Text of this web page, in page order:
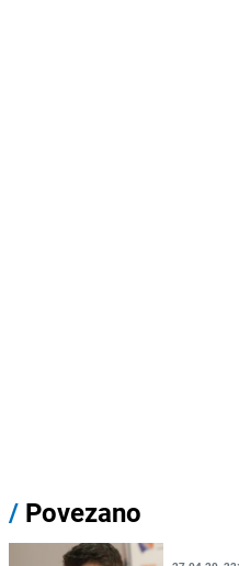
/ Povezano